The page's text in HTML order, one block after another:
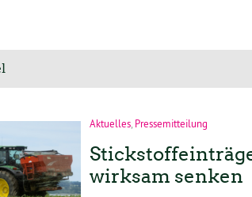
Aktuelles Pressemitteilung
wirksam senken